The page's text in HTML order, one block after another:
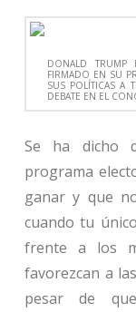
DONALD TRUMP
FIRMADO EN SU
SUS POLÍTICAS A
DEBATE EN EL
Se ha dicho
programa
ganar y que
cuando tu
frente a los
favorezcan a
pesar de